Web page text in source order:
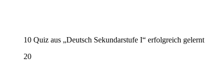
10 Quiz aus „Deutsch Sekundarstufe I“ erfolgreich gelernt
20